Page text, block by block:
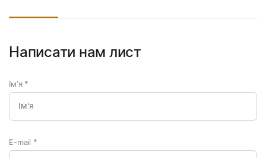
Написати нам лист
Ім'я *
E-mail *